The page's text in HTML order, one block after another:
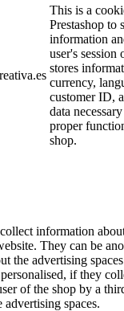
This is a
Prestashop to
information
user's session
stores
currency,
customer ID,
data
proper
shop.
information
They can be
the advertising
if they
of the shop by a
advertising spaces.